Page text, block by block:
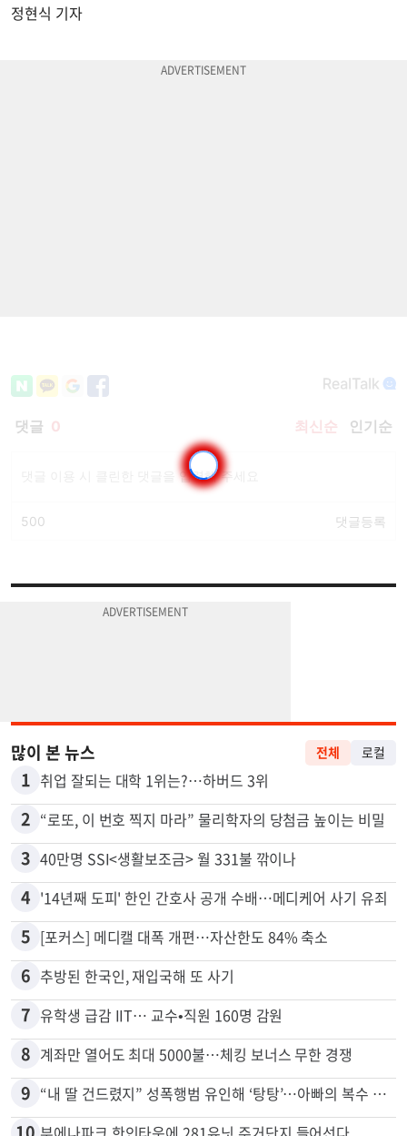
정현식 기자
많이 본 뉴스 전체 로컬
1 취업 잘되는 대학 1위는?…하버드 3위
2 “로또, 이 번호 찍지 마라” 물리학자의 당첨금 높이는 비밀
3 40만명 SSI<생활보조금> 월 331불 깎이나
4 '14년째 도피' 한인 간호사 공개 수배…메디케어 사기 유죄
5 [포커스] 메디캘 대폭 개편…자산한도 84% 축소
6 추방된 한국인, 재입국해 또 사기
7 유학생 급감 IIT… 교수•직원 160명 감원
8 계좌만 열어도 최대 5000불…체킹 보너스 무한 경쟁
9 “내 딸 건드렸지” 성폭행범 유인해 ‘탕탕’…아빠의 복수 결말